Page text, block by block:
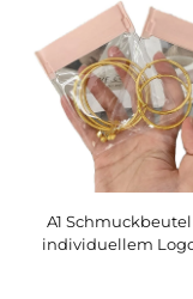
A1
individuellem